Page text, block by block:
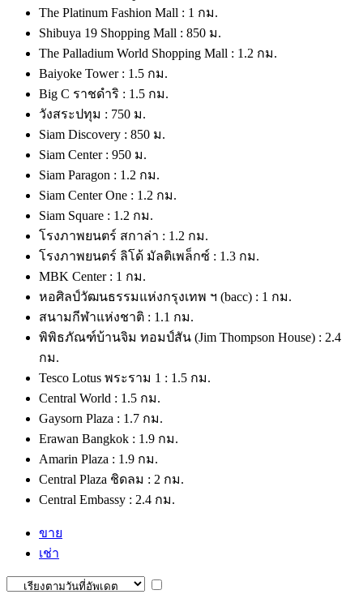
The Platinum Fashion Mall : 1 กม.
Shibuya 19 Shopping Mall : 850 ม.
The Palladium World Shopping Mall : 1.2 กม.
Baiyoke Tower : 1.5 กม.
Big C ราชดำริ : 1.5 กม.
วังสระปทุม : 750 ม.
Siam Discovery : 850 ม.
Siam Center : 950 ม.
Siam Paragon : 1.2 กม.
Siam Center One : 1.2 กม.
Siam Square : 1.2 กม.
โรงภาพยนตร์ สกาล่า : 1.2 กม.
โรงภาพยนตร์ ลิโด้ มัลติเพล็กซ์ : 1.3 กม.
MBK Center : 1 กม.
หอศิลป์วัฒนธรรมแห่งกรุงเทพ ฯ (bacc) : 1 กม.
สนามกีฬาแห่งชาติ : 1.1 กม.
พิพิธภัณฑ์บ้านจิม ทอมป์สัน (Jim Thompson House) : 2.4
กม.
Tesco Lotus พระราม 1 : 1.5 กม.
Central World : 1.5 กม.
Gaysorn Plaza : 1.7 กม.
Erawan Bangkok : 1.9 กม.
Amarin Plaza : 1.9 กม.
Central Plaza ชิดลม : 2 กม.
Central Embassy : 2.4 กม.
ขาย
เช่า